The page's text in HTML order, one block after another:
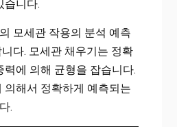
습니다.
모세관 작용의 분석 예측
다. 모세관 채우기는 정확
에 의해 균형을 잡습니다.
의해서 정확하게 예측되는
.